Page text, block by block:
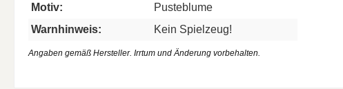
Motiv:
Pusteblume
Warnhinweis:
Kein Spielzeug!
Angaben gemäß Hersteller. Irrtum und Änderung vorbehalten.